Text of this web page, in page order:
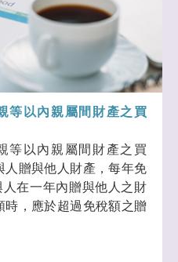
等以內親屬間財產之買
等以內親屬間財產之買
人贈與他人財產，每年免
在一年內贈與他人之財
時，應於超過免稅額之贈